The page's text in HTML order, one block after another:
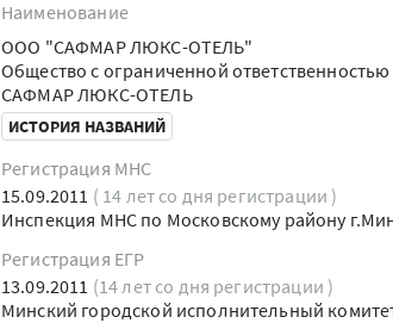
Наименование
ООО "САФМАР ЛЮКС-ОТЕЛЬ"
Общество с ограниченной
САФМАР ЛЮКС-ОТЕЛЬ
ИСТОРИЯ НАЗВАНИЙ
Регистрация МНС
15.09.2011 ( 14 лет со дня регистрации )
Инспекция МНС по Московскому району
Регистрация ЕГР
13.09.2011 (14 лет со дня регистрации )
Минский городской исполнительный